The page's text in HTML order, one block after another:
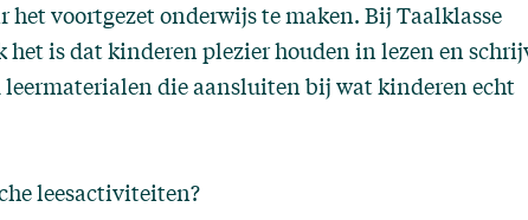
het voortgezet onderwijs te maken. Bij Taalklasse
het is dat kinderen plezier houden in lezen en
die aansluiten bij wat kinderen echt
leesactiviteiten?